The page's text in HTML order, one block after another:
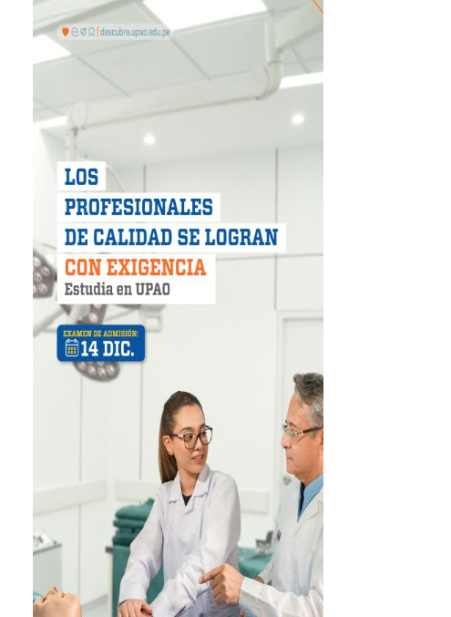
DE LA LIBERTAD"
CON ENERGÍA” DE HIDRANDINA
de paga mientras no estés en casa
LAS PISTAS DE FLORENCIA DE MORA
MÍNIMAS DE SEGURIDAD
destino con Checa tu señal
Y PARTICIPA EN EL SORTEO POR FIESTAS PATRIAS DE
REGULARIZAR DEUDAS ELÉCTRICAS
de Trujillo
de personas naturales durante contratación
hidrocarburífero en La Libertad